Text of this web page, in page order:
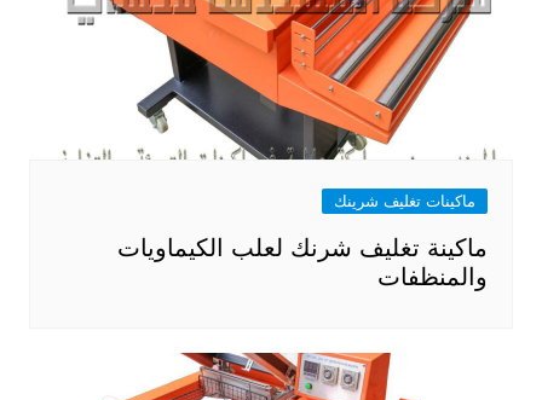
ماكينات تغليف شرينك
ماكينة تغليف شرنك لعلب الكيماويات
والمنظفات